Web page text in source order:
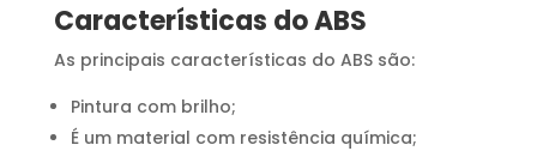
Características do ABS
As principais características do ABS são:
Pintura com brilho;
É um material com resistência química;